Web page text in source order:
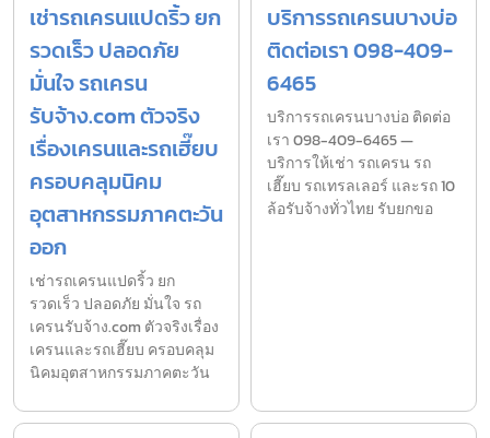
เช่ารถเครนแปดริ้ว ยก
รวดเร็ว ปลอดภัย
มั่นใจ รถเครน
รับจ้าง.com ตัวจริง
เรื่องเครนและรถเฮี๊ยบ
ครอบคลุมนิคม
อุตสาหกรรมภาคตะวัน
ออก
เช่ารถเครนแปดริ้ว ยก
รวดเร็ว ปลอดภัย มั่นใจ รถ
เครนรับจ้าง.com ตัวจริงเรื่อง
เครนและรถเฮี๊ยบ ครอบคลุม
นิคมอุตสาหกรรมภาคตะวัน
บริการรถเครนบางบ่อ
ติดต่อเรา 098-409-
6465
บริการรถเครนบางบ่อ ติดต่อ
เรา 098-409-6465 —
บริการให้เช่า รถเครน รถ
เฮี๊ยบ รถเทรลเลอร์ และรถ 10
ล้อรับจ้างทั่วไทย รับยกขอ